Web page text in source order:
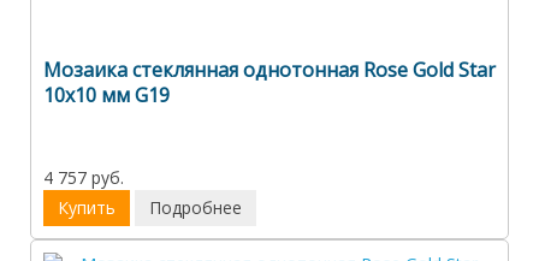
Мозаика стеклянная однотонная Rose Gold Star
10х10 мм G19
4 757 руб.
Купить
Подробнее